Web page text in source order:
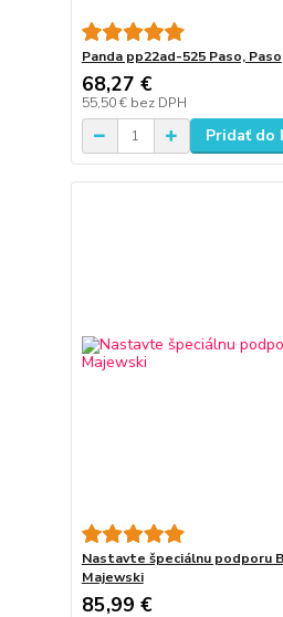
Panda pp22ad-525 Paso, Paso
68,27 €
55,50 € bez DPH
Pridať do
Nastavte špeciálnu podporu
Majewski
85,99 €